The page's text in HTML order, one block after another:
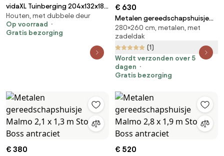
vidaXL Tuinberging 204x132x186
cm staal antraciet
Houten, met dubbele deur
Op voorraad
Gratis bezorging
€ 630
Metalen gereedschapshuisje
Malmo 2,8 x 2,6 m Store Boss
antraciet
280×260 cm, metalen, met
zadeldak
(1)
Wordt verzonden over 5
dagen
Gratis bezorging
€ 380 € 520